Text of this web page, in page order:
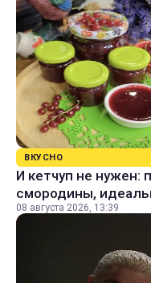
ВКУСНО
И кетчуп не нужен:
смородины,
08 августа 2026, 13:39